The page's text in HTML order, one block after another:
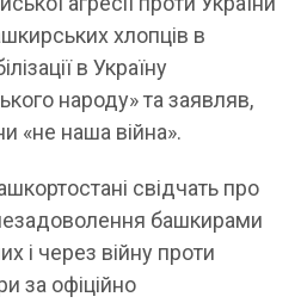
хлопців в
в Україну
народу» та заявляв,
«не наша війна».
свідчать про
башкирами
і через війну проти
за офіційно